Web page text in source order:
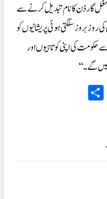
گارڈن کا نام تبدیل کرنے سے
بروز سلگتی ہوئی پریشانیوں کو
حکومت کی اپنی کوتاہیوں اور
گے۔‘‘
E
m